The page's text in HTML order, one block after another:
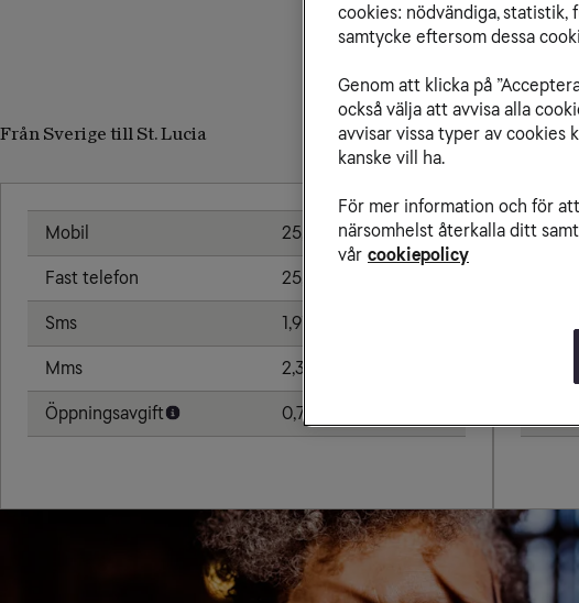
Från Sverige till St. Lucia
Mobil 25,00 kr/min
Fast telefon 25,00 kr/min
Sms 1,91 kr
Mms 2,39 kr
Öppningsavgift 0,79 kr
Från St.
cookies: nödvändiga, statistik,
samtycke eftersom dessa
Genom att klicka på
också välja att avvisa alla
avvisar vissa typer av cookies
kanske vill ha.
För mer information och för att
närsomhelst återkalla ditt
vår cookiepolicy